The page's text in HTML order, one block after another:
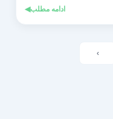
ادامه مطلب◀